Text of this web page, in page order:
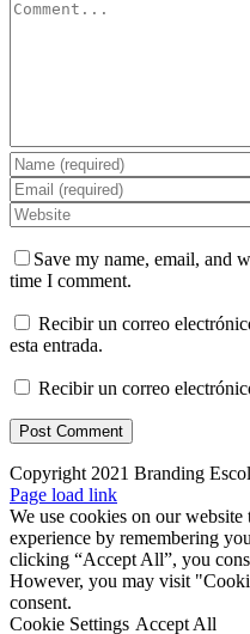
Comment
Save my name, email, and
time I comment.
Recibir un correo
esta entrada.
Recibir un correo
Copyright 2021 Branding
X
Instagram
LinkedIn
YouTube
Email
Facebook
Page load link
We use cookies on our
experience by remembering
clicking “Accept All”, you
However, you may visit
consent.
Cookie Settings Accept All